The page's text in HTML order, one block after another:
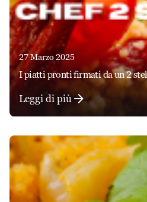
27 Marzo 2025
i piatti pronti firmati da un 2
Leggi di più